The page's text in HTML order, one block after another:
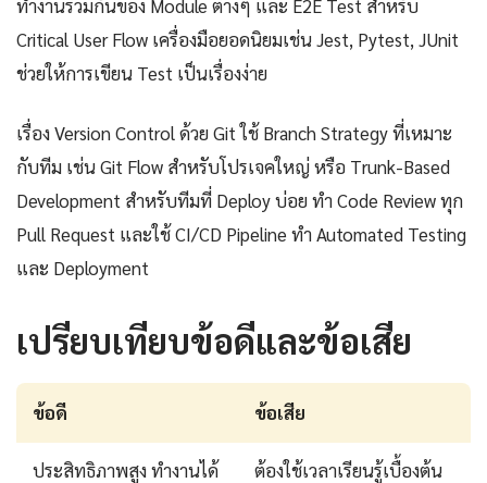
ทำงานร่วมกันของ Module ต่างๆ และ E2E Test สำหรับ
Critical User Flow เครื่องมือยอดนิยมเช่น Jest, Pytest, JUnit
ช่วยให้การเขียน Test เป็นเรื่องง่าย
เรื่อง Version Control ด้วย Git ใช้ Branch Strategy ที่เหมาะ
กับทีม เช่น Git Flow สำหรับโปรเจคใหญ่ หรือ Trunk-Based
Development สำหรับทีมที่ Deploy บ่อย ทำ Code Review ทุก
Pull Request และใช้ CI/CD Pipeline ทำ Automated Testing
และ Deployment
เปรียบเทียบข้อดีและข้อเสีย
ข้อดี ข้อเสีย
ประสิทธิภาพสูง ทำงานได้
ต้องใช้เวลาเรียนรู้เบื้องต้น